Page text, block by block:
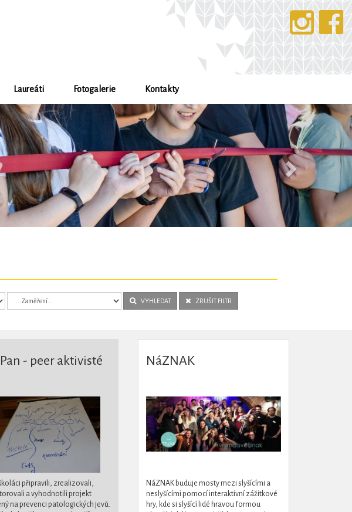
Laureáti Fotogalerie Kontakty
Další
VYHLEDAT ZRUŠIT FILTR
- peer aktivisté
připravili, zrealizovali,
a vyhodnotili projekt
na prevenci patologických jevů.
NáZNAK
NáZNAK buduje mosty mezi slyšícími a
neslyšícími pomocí interaktivní zážitkové
hry, kde si slyšící lidé hravou formou